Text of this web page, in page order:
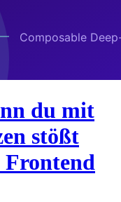
du mit
stößt
Frontend